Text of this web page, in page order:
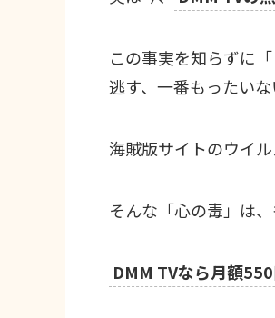
この事実を知らずに
逃す、一番もったいな
海賊版サイトのウイ
そんな「心の毒」は
DMM TVなら月額550